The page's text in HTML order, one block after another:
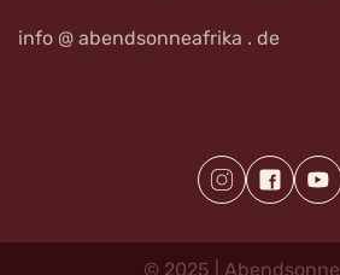
info @ abendsonneafrika . de
© 2025 Abendsonne